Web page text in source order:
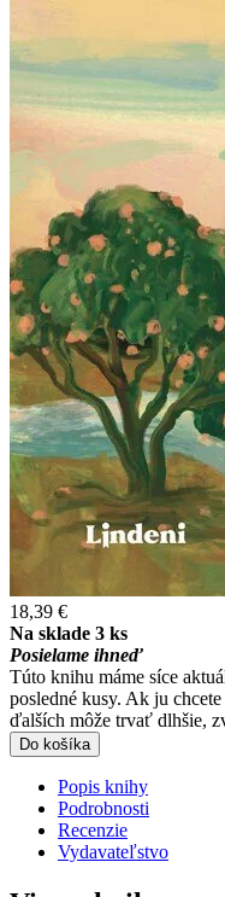
18,39 €
Na sklade 3 ks
Posielame ihneď
Túto knihu máme síce
posledné kusy. Ak ju
ďalších môže trvať dlhšie,
Do košíka
Popis knihy
Podrobnosti
Recenzie
Vydavateľstvo